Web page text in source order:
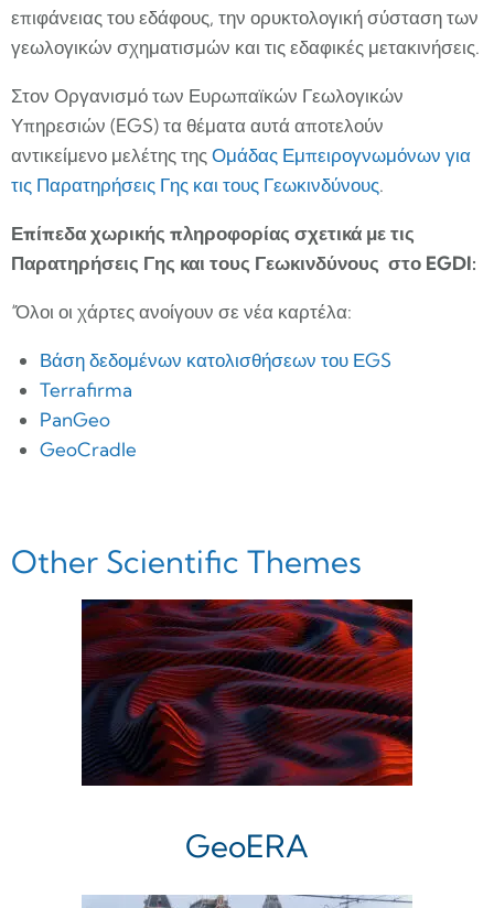
επιφάνειας του εδάφους, την ορυκτολογική σύσταση των
γεωλογικών σχηματισμών και τις εδαφικές μετακινήσεις.
Στον Οργανισμό των Ευρωπαϊκών Γεωλογικών
Υπηρεσιών (EGS) τα θέματα αυτά αποτελούν
αντικείμενο μελέτης της Ομάδας Εμπειρογνωμόνων για
τις Παρατηρήσεις Γης και τους Γεωκινδύνους.
Επίπεδα χωρικής πληροφορίας σχετικά με τις
Παρατηρήσεις Γης και τους Γεωκινδύνους στο EGDI:
‘Όλοι οι χάρτες ανοίγουν σε νέα καρτέλα:
Βάση δεδομένων κατολισθήσεων του ΕGS
Terrafirma
PanGeo
GeoCradle
Other Scientific Themes
GeoERA